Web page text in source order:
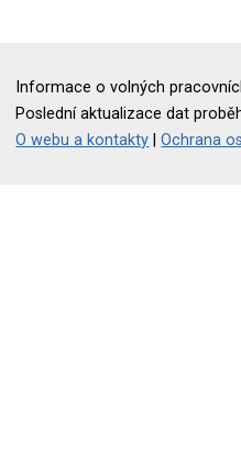
Informace o volných
Poslední aktualizace dat
O webu a kontakty |Ochrana